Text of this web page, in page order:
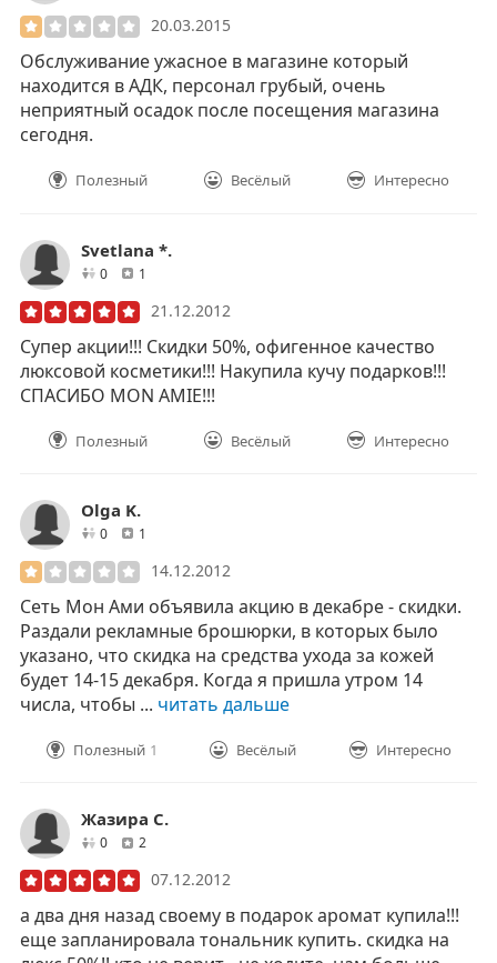
20.03.2015
Обслуживание ужасное в магазине который
находится в АДК, персонал грубый, очень
неприятный осадок после посещения магазина
сегодня.
Полезный Весёлый Интересно
Svetlana *.
0друзей1
21.12.2012
Супер акции!!! Скидки 50%, офигенное качество
люксовой косметики!!! Накупила кучу подарков!!!
СПАСИБО MON AMIE!!!
Полезный Весёлый Интересно
Olga K.
0друзей1
14.12.2012
Сеть Мон Ами объявила акцию в декабре - скидки.
Раздали рекламные брошюрки, в которых было
указано, что скидка на средства ухода за кожей
будет 14-15 декабря. Когда я пришла утром 14
числа, чтобы ... читать дальше
Полезный 1 Весёлый Интересно
Жазира С.
0друзей
2
07.12.2012
а два дня назад своему в подарок аромат купила!!!
еще запланировала тональник купить. скидка на